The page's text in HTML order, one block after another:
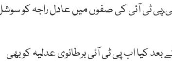
ٹی آئی کی صفوں میں عادل راجہ کو
بعد کیا اب پی ٹی آئی برطانوی عدلیہ کو بھی